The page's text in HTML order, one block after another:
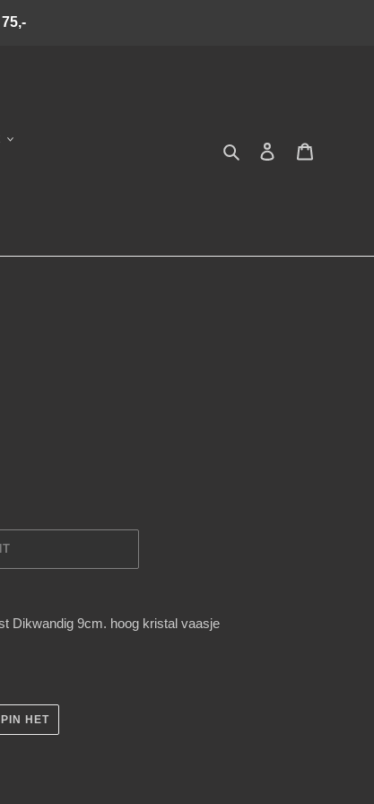
Zoeken Inloggen
Dikwandig 9cm. hoog kristal vaasje
PIN HETPINNEN
PINTEREST